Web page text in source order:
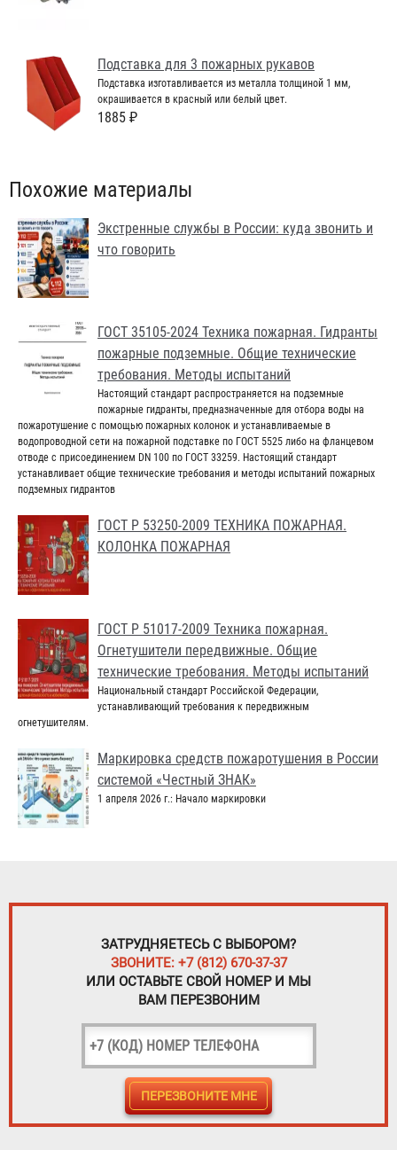
Подставка для 3 пожарных рукавов
Подставка изготавливается из металла толщиной 1 мм,
окрашивается в красный или белый цвет.
1885 ₽
Похожие материалы
Экстренные службы в России: куда звонить и
что говорить
ГОСТ 35105-2024 Техника пожарная. Гидранты
пожарные подземные. Общие технические
требования. Методы испытаний
Настоящий стандарт распространяется на подземные
пожарные гидранты, предназначенные для отбора воды на
пожаротушение с помощью пожарных колонок и устанавливаемые в
водопроводной сети на пожарной подставке по ГОСТ 5525 либо на фланцевом
отводе с присоединением DN 100 по ГОСТ 33259. Настоящий стандарт
устанавливает общие технические требования и методы испытаний пожарных
подземных гидрантов
ГОСТ Р 53250-2009 ТЕХНИКА ПОЖАРНАЯ.
КОЛОНКА ПОЖАРНАЯ
ГОСТ Р 51017-2009 Техника пожарная.
Огнетушители передвижные. Общие
технические требования. Методы испытаний
Национальный стандарт Российской Федерации,
устанавливающий требования к передвижным
огнетушителям.
Маркировка средств пожаротушения в России
системой «Честный ЗНАК»
1 апреля 2026 г.: Начало маркировки
ЗАТРУДНЯЕТЕСЬ С ВЫБОРОМ?
ЗВОНИТЕ: +7 (812) 670-37-37
ИЛИ ОСТАВЬТЕ СВОЙ НОМЕР И МЫ
ВАМ ПЕРЕЗВОНИМ